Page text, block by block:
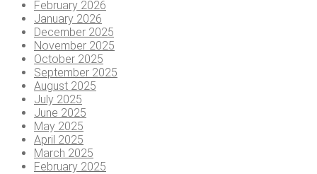
February 2026
January 2026
December 2025
November 2025
October 2025
September 2025
August 2025
July 2025
June 2025
May 2025
April 2025
March 2025
February 2025